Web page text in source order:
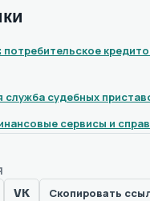
потребительское
служба судебных
сервисы и
VK Скопировать